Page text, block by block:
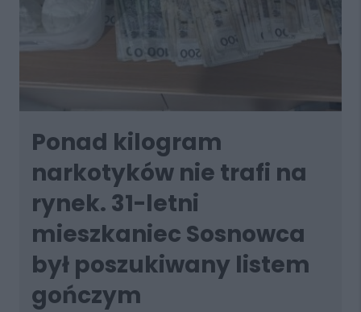
Ponad kilogram
narkotyków nie trafi na
rynek. 31-letni
mieszkaniec Sosnowca
był poszukiwany listem
gończym